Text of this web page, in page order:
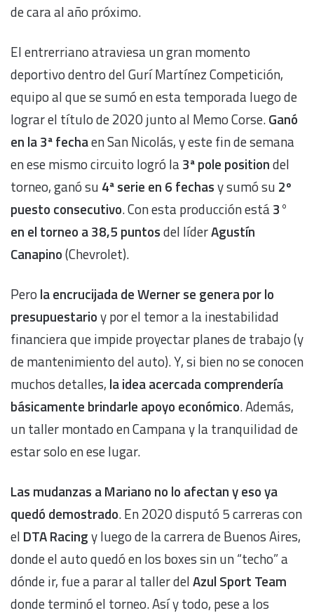
de cara al año próximo.
El entrerriano atraviesa un gran momento
deportivo dentro del Gurí Martínez Competición,
equipo al que se sumó en esta temporada luego de
lograr el título de 2020 junto al Memo Corse.Ganó
en la 3ª fechaen San Nicolás, y este fin de semana
en ese mismo circuito logró la3ª pole positiondel
torneo, ganó su 4ª serie en 6 fechasy sumó su 2º
puesto consecutivo. Con esta producción está3°
en el torneo a 38,5 puntosdel líderAgustín
Canapino(Chevrolet).
Pero la encrucijada de Werner se genera por lo
presupuestarioy por el temor a la inestabilidad
financiera que impide proyectar planes de trabajo (y
de mantenimiento del auto). Y, si bien no se conocen
muchos detalles, la idea acercada comprendería
básicamente brindarle apoyo económico. Además,
un taller montado en Campana y la tranquilidad de
estar solo en ese lugar.
Las mudanzas a Mariano no lo afectan y eso ya
quedó demostrado. En 2020 disputó 5 carreras con
el DTA Racingy luego de la carrera de Buenos Aires,
donde el auto quedó en los boxes sin un “techo” a
dónde ir, fue a parar al taller delAzul Sport Team
donde terminó el torneo. Así y todo, pese a los